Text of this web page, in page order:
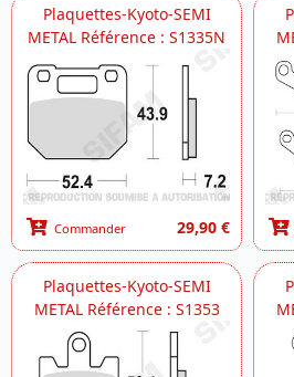
Plaquettes-Kyoto-SEMI
METAL Référence : S1335N
Commander 29,90 €
Plaquettes-Kyoto-SEMI
METAL Référence : S1353